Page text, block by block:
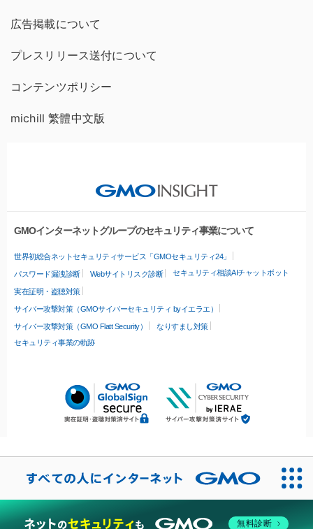
広告掲載について
プレスリリース送付について
コンテンツポリシー
michill 繁體中文版
GMOインターネットグループのセキュリティ事業について
世界初総合ネットセキュリティサービス「GMOセキュリティ24」
パスワード漏洩診断 Webサイトリスク診断 セキュリティ相談AIチャットボット
実在証明・盗聴対策
サイバー攻撃対策（GMOサイバーセキュリティ byイエラエ）
サイバー攻撃対策（GMO Flatt Security）
なりすまし対策
セキュリティ事業の軌跡
無料診断